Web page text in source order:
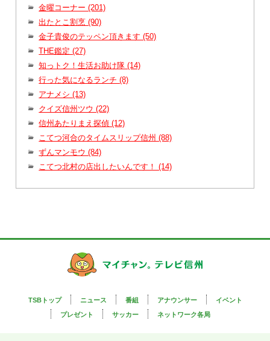
金曜コーナー (201)
出たとこ割烹 (90)
金子貴俊のテッペン頂きます (50)
THE鑑定 (27)
知っトク！生活お助け隊 (14)
行った気になるランチ (8)
アナメシ (13)
クイズ信州ツウ (22)
信州あたりまえ探偵 (12)
こてつ河合のタイムスリップ信州 (88)
ずんマンモウ (84)
こてつ北村の店出したいんです！ (14)
TSBトップ ニュース 番組 アナウンサー
イベント
プレゼント
サッカー ネットワーク各局